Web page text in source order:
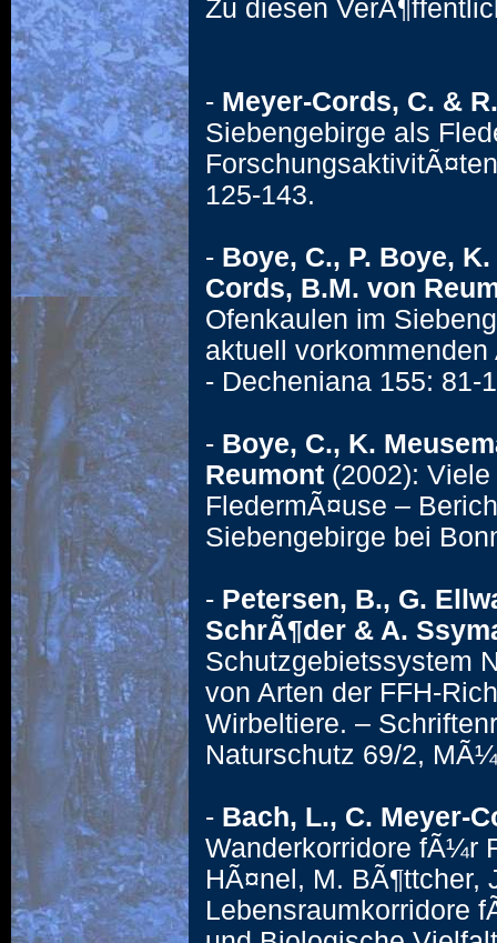
Zu diesen
- Meyer-Cords, C. &
Siebengebirge als
125-143.
- Boye, C., P. Boye,
Cords, B.M. von
Ofenkaulen im
aktuell
- Decheniana 155: 81-
- Boye, C., K.
Reumont (2002):
FledermÃ¤use –
Siebengebirge bei
- Petersen, B., G.
SchrÃ¶der & A.
Schutzgebietssystem
von Arten der FFH-
Wirbeltiere. –
Naturschutz 69/2,
- Bach, L., C. Meyer-
Wanderkorridore fÃ¼r
HÃ¤nel, M. BÃ¶ttcher,
Lebensraumkorridore